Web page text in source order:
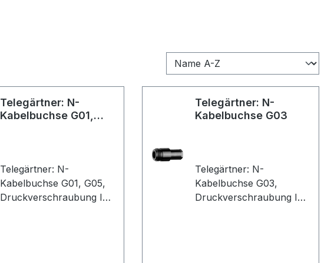
Telegärtner: N-
Kabelbuchse G01,
Telegärtner: N-
Kabelbuchse G01, G05,
Druckverschraubung IP
Telegärtner: N-
Kabelbuchse G03
Telegärtner: N-
Kabelbuchse G03,
Druckverschraubung IP